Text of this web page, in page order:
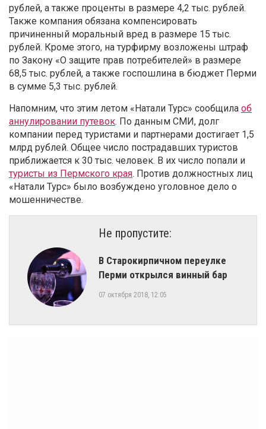
рублей, а также проценты в размере 4,2 тыс. рублей.
Также компания обязана компенсировать
причиненный моральный вред в размере 15 тыс.
рублей. Кроме этого, на турфирму возложены штраф
по Закону «О защите прав потребителей» в размере
68,5 тыс. рублей, а также госпошлина в бюджет Перми
в сумме 5,3 тыс. рублей.
Напомним, что этим летом «Натали Турс» сообщила об
аннулировании путевок. По данным СМИ, долг
компании перед туристами и партнерами достигает 1,5
млрд рублей. Общее число пострадавших туристов
приближается к 30 тыс. человек. В их число попали и
туристы из Пермского края. Против должностных лиц
«Натали Турс» было возбуждено уголовное дело о
мошенничестве.
Не пропустите:
В Старокирпичном переулке
Перми открылся винный бар
07 октября 2018, 12:05